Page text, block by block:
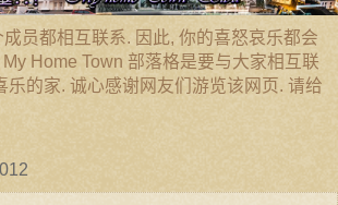
员都相互联系. 因此, 你的喜怒哀乐都会
Home Town 部落格是要与大家相互联
乐的家. 诚心感谢网友们游览该网页. 请给